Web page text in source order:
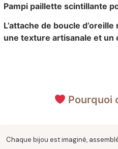
Pampi paillette scintillante
L’attache de boucle
une texture artisanale et un
Pourquoi
Chaque bijou est imaginé,